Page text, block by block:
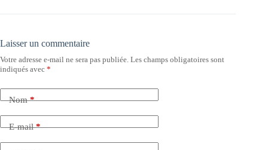
Laisser un commentaire
Votre adresse e-mail ne sera pas publiée. Les champs obligatoires sont
indiqués avec *
Nom*
E-mail*